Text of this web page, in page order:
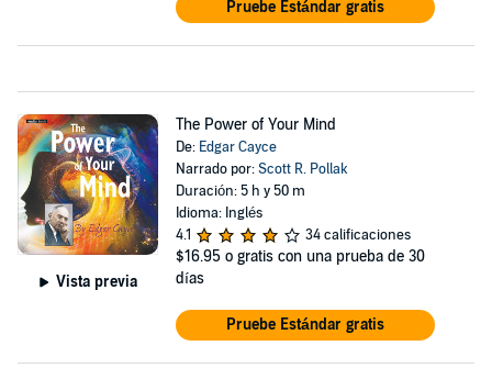
Pruebe Estándar gratis
Vista previa
The Power of Your Mind
De: Edgar Cayce
Narrado por:Scott R. Pollak
Duración: 5 h y 50 m
Idioma: Inglés
4.1
34 calificaciones
$16.95 o gratis con una prueba de 30
días
Pruebe Estándar gratis